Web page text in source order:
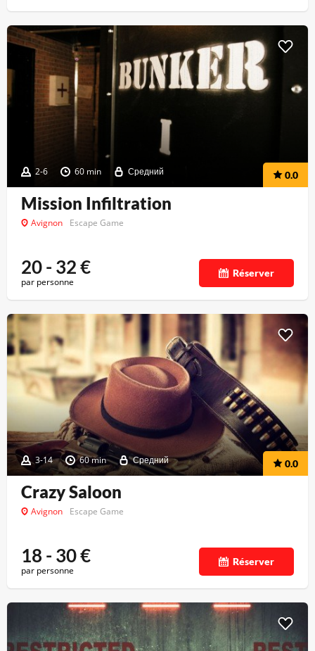
2-6 60 min Средний 0.0
Mission Infiltration
Avignon Escape Game
20 - 32€
par personne
Réserver
3-14 60 min Средний 0.0
Crazy Saloon
Avignon Escape Game
18 - 30€
par personne
Réserver